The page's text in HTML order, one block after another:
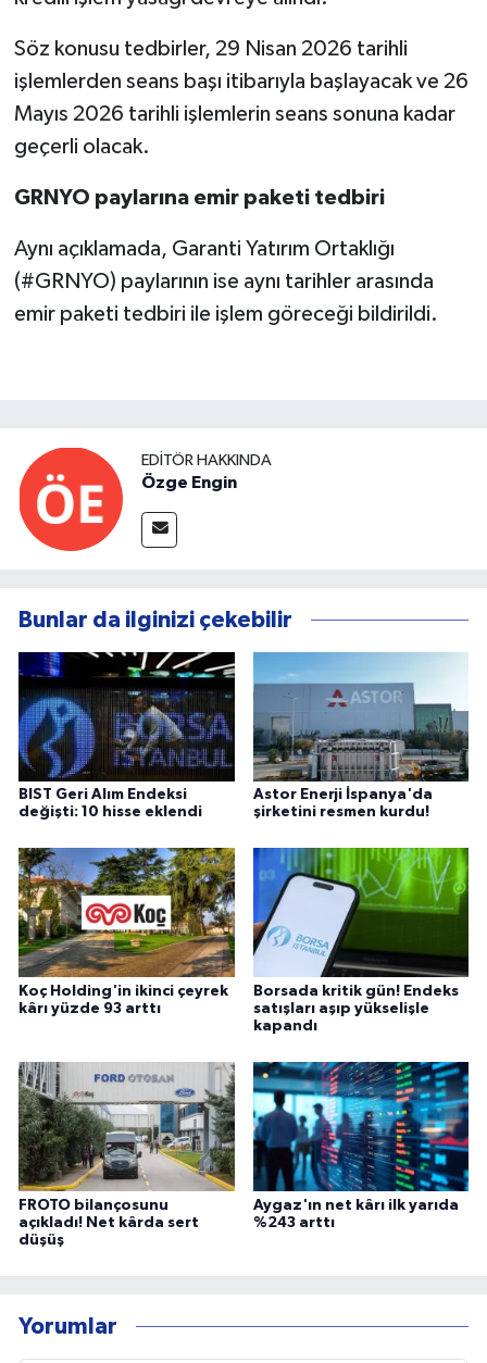
Söz konusu tedbirler, 29 Nisan 2026 tarihli
işlemlerden seans başı itibarıyla başlayacak ve 26
Mayıs 2026 tarihli işlemlerin seans sonuna kadar
geçerli olacak.
GRNYO paylarına emir paketi tedbiri
Aynı açıklamada, Garanti Yatırım Ortaklığı
(#GRNYO) paylarının ise aynı tarihler arasında
emir paketi tedbiri ile işlem göreceği bildirildi.
EDITÖR HAKKINDA
Özge Engin
Bunlar da ilginizi çekebilir
BIST Geri Alım Endeksi
değişti: 10 hisse eklendi
Astor Enerji İspanya'da
şirketini resmen kurdu!
Koç Holding'in ikinci çeyrek
kârı yüzde 93 arttı
Borsada kritik gün! Endeks
satışları aşıp yükselişle
kapandı
FROTO bilançosunu
açıkladı! Net kârda sert
düşüş
Aygaz'ın net kârı ilk yarıda
%243 arttı
Yorumlar